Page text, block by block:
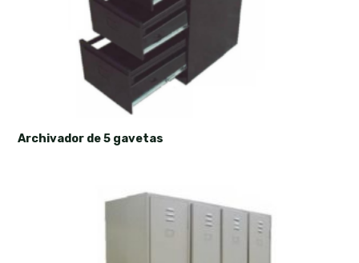
Archivador de 5 gavetas